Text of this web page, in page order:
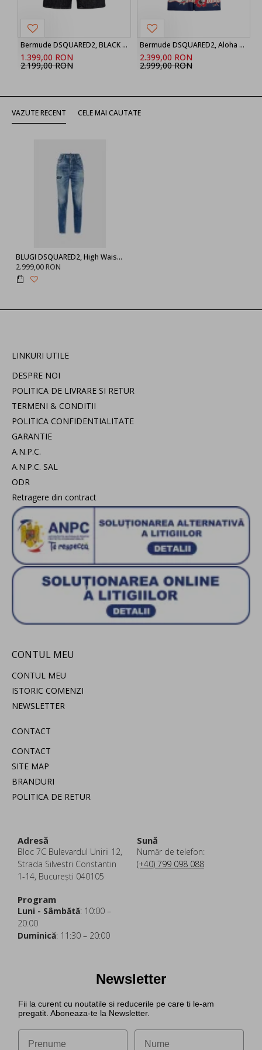
Bermude DSQUARED2, BLACK ‘Marine’ denim shorts
1.399,00 RON
2.199,00 RON
Bermude DSQUARED2, Aloha Souvenir Boxer Shorts
2.399,00 RON
2.999,00 RON
VAZUTE RECENT CELE MAI CAUTATE
BLUGI DSQUARED2, High Waist, Twiggy, Blue
2.999,00 RON
LINKURI UTILE
DESPRE NOI
POLITICA DE LIVRARE SI RETUR
TERMENI & CONDITII
POLITICA CONFIDENTIALITATE
GARANTIE
A.N.P.C.
A.N.P.C. SAL
ODR
Retragere din contract
CONTUL MEU
CONTUL MEU
ISTORIC COMENZI
NEWSLETTER
CONTACT
CONTACT
SITE MAP
BRANDURI
POLITICA DE RETUR
Adresă
Bloc 7C Bulevardul Unirii 12,
Strada Silvestri Constantin
1-14, București 040105
Sună
Număr de telefon:
(+40) 799 098 088
Program
Luni - Sâmbătă: 10:00 –
20:00
Duminică: 11:30 – 20:00
Newsletter
Fii la curent cu noutatile si reducerile pe care ti le-am
pregatit. Aboneaza-te la Newsletter.